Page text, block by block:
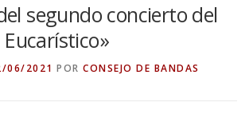
CONTACTO
segundo concierto del
Eucarístico»
06/2021 POR CONSEJO DE BANDAS